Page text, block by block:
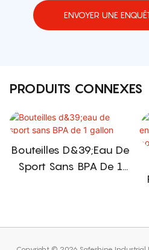
ENVOYER UNE
PRODUITS CONNEXES
Bouteilles D&39;eau De
Sport Sans BPA De 1